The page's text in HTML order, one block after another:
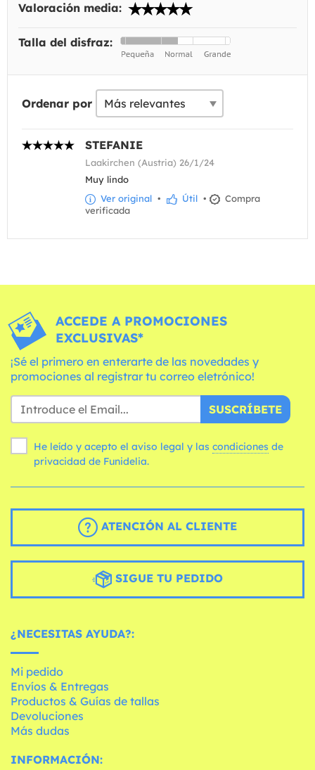
Valoración media:
Talla del disfraz:
Ordenar por
STEFANIE
Laakirchen (Austria) 26/1/24
Muy lindo
Ver original • Útil •
Compra
verificada
ACCEDE A PROMOCIONES
EXCLUSIVAS*
¡Sé el primero en enterarte de las novedades y
promociones al registrar tu correo eletrónico!
SUSCRÍBETE
He leído y acepto el aviso legal y las condiciones
privacidad de Funidelia.
ATENCIÓN AL CLIENTE
SIGUE TU PEDIDO
¿NECESITAS AYUDA?:
Mi pedido
Envíos & Entregas
Productos & Guías de tallas
Devoluciones
Más dudas
INFORMACIÓN: